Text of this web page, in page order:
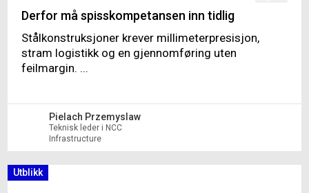
Derfor må spisskompetansen inn tidlig
Stålkonstruksjoner krever millimeterpresisjon,
stram logistikk og en gjennomføring uten
feilmargin. ...
Pielach Przemyslaw
Teknisk leder i NCC
Infrastructure
Utblikk